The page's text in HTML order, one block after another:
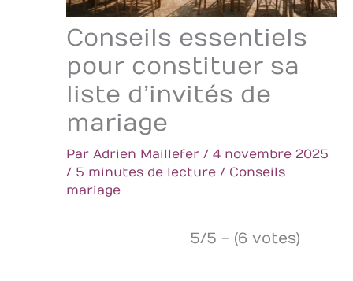
Conseils essentiels
pour constituer sa
liste d’invités de
mariage
Par Adrien Maillefer / 4 novembre 2025
/ 5 minutes de lecture / Conseils
mariage
5/5 - (6 votes)